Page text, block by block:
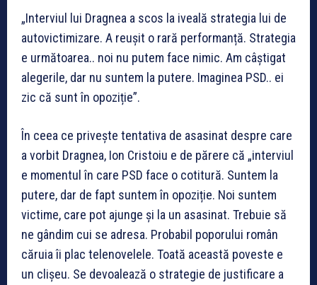
„Interviul lui Dragnea a scos la iveală strategia lui de
autovictimizare. A reușit o rară performanță. Strategia
e următoarea.. noi nu putem face nimic. Am câștigat
alegerile, dar nu suntem la putere. Imaginea PSD.. ei
zic că sunt în opoziție”.
În ceea ce privește tentativa de asasinat despre care
a vorbit Dragnea, Ion Cristoiu e de părere că „interviul
e momentul în care PSD face o cotitură. Suntem la
putere, dar de fapt suntem în opoziție. Noi suntem
victime, care pot ajunge și la un asasinat. Trebuie să
ne gândim cui se adresa. Probabil poporului român
căruia îi plac telenovelele. Toată această poveste e
un clișeu. Se devoalează o strategie de justificare a